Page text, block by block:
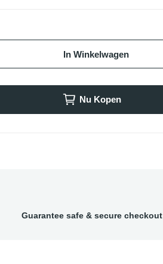
In Winkelwagen
Nu Kopen
Guarantee safe & secure checkout